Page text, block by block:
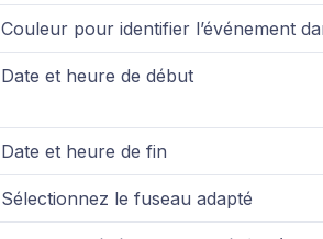
Couleur pour identifier l’événement
Date et heure de début
Date et heure de fin
Sélectionnez le fuseau adapté